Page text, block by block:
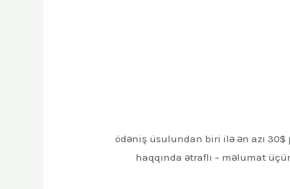
200 ödəniş üsulundan biri ilə ən azı
haqqında ətraflı – məlumat